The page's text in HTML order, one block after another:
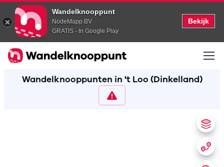
Wandelknooppunt
NodeMapp BV
GRATIS - In Google Play
Bekijk
Wandelknooppunten in 't Loo (Dinkelland)